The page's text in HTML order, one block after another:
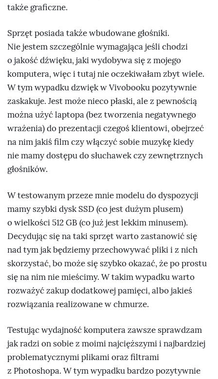
także graficzne.
Sprzęt posiada także wbudowane głośniki.
Nie jestem szczególnie wymagająca jeśli chodzi
o jakość dźwięku, jaki wydobywa się z mojego
komputera, więc i tutaj nie oczekiwałam zbyt wiele.
W tym wypadku dzwięk wVivobookupozytywnie
zaskakuje. Jest może nieco płaski, ale z pewnością
można użyć laptopa (bez tworzenia negatywnego
wrażenia) do prezentacji czegoś klientowi, obejrzeć
na nim jakiś film czy włączyć sobie muzykę kiedy
nie mamy dostępu do słuchawek czy zewnętrznych
głośników.
W testowanym przeze mnie modelu do dyspozycji
mamy szybki dysk SSD (co jest dużym plusem)
o wielkości 512 GB (co już jest lekkim minusem).
Decydując się na taki sprzęt warto zastanowić się
nad tym jak będziemy przechowywać pliki i z nich
skorzystać, bo może się szybko okazać, że po prostu
się na nim nie mieścimy. W takim wypadku warto
rozważyć zakup dodatkowej pamięci, albo jakieś
rozwiązania realizowane w chmurze.
Testując wydajność komputera zawsze sprawdzam
jak radzi on sobie z moimi najcięższymi i najbardziej
problematycznymi plikami oraz filtrami
z Photoshopa. W tym wypadku bardzo pozytywnie